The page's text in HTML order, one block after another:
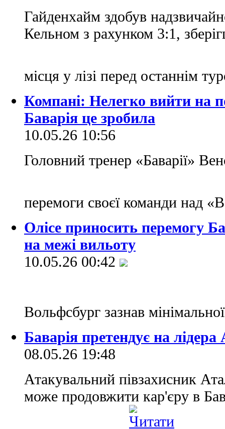
Гайденхайм здобув
Кельном з рахунком 3:1,
місця у лізі перед останнім
Компані: Нелегко вийти на
Баварія це зробила
10.05.26 10:56
Головний тренер «Баварії»
перемоги своєї команди над
Олісе приносить перемогу
на межі вильоту
10.05.26 00:42
Вольфсбург зазнав
Баварія претендує на
08.05.26 19:48
Атакувальний півзахисник
може продовжити кар'єру в